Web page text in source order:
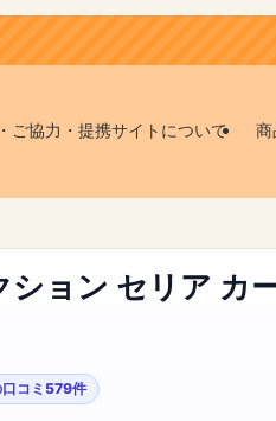
100均レビュ
ご協力・提携サイトについて 商
ョン セリア カ
口コミ579件